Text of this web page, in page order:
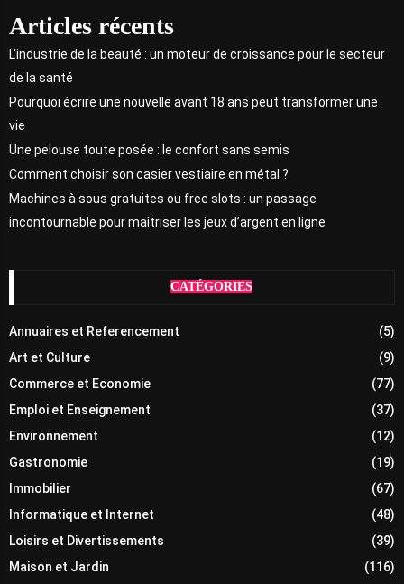
Articles récents
L’industrie de la beauté : un moteur de croissance pour le secteur
de la santé
Pourquoi écrire une nouvelle avant 18 ans peut transformer une
vie
Une pelouse toute posée : le confort sans semis
Comment choisir son casier vestiaire en métal ?
Machines à sous gratuites ou free slots : un passage
incontournable pour maîtriser les jeux d’argent en ligne
CATÉGORIES
Annuaires et Referencement
(5)
Art et Culture
(9)
Commerce et Economie
(77)
Emploi et Enseignement
(37)
Environnement
(12)
Gastronomie
(19)
Immobilier
(67)
Informatique et Internet
(48)
Loisirs et Divertissements
(39)
Maison et Jardin
(116)